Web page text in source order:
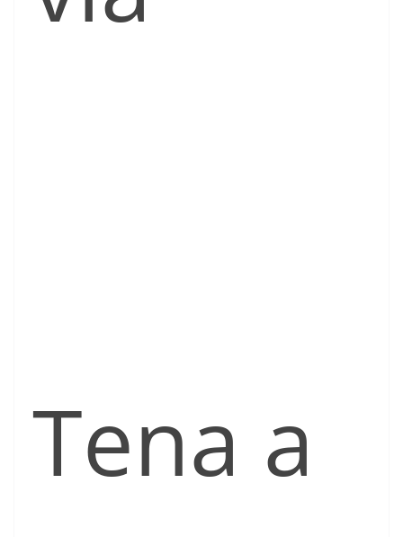
Tena a